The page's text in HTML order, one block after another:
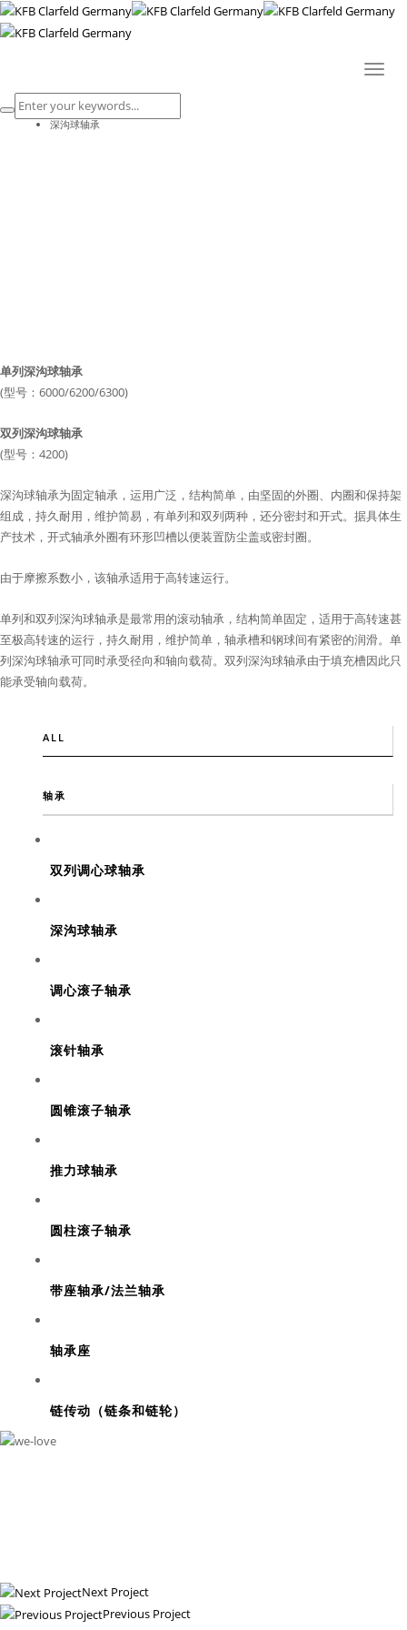
Toggle
PORTFOLIO
深沟球轴承
单列深沟球轴承
(型号：6000/6200/6300)
双列深沟球轴承
(型号：4200)
深沟球轴承为固定轴承，运用广泛，结构简单，由坚固的外圈、内圈和保持架
组成，持久耐用，维护简易，有单列和双列两种，还分密封和开式。据具体生
产技术，开式轴承外圈有环形凹槽以便装置防尘盖或密封圈。
由于摩擦系数小，该轴承适用于高转速运行。
单列和双列深沟球轴承是最常用的滚动轴承，结构简单固定，适用于高转速甚
至极高转速的运行，持久耐用，维护简单，轴承槽和钢球间有紧密的润滑。单
列深沟球轴承可同时承受径向和轴向载荷。双列深沟球轴承由于填充槽因此只
能承受轴向载荷。
ALL
轴承
双列调心球轴承
深沟球轴承
调心滚子轴承
滚针轴承
圆锥滚子轴承
推力球轴承
圆柱滚子轴承
带座轴承/法兰轴承
轴承座
链传动（链条和链轮）
Next Project
Previous Project